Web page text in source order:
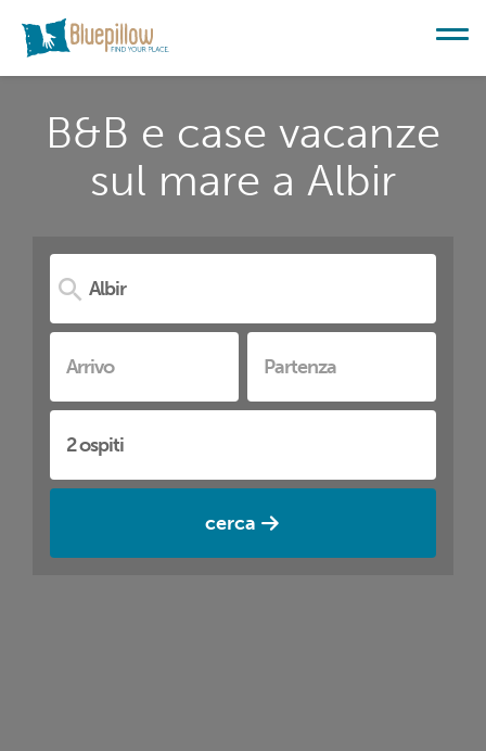
B&B e case vacanze
sul mare a Albir
cerca